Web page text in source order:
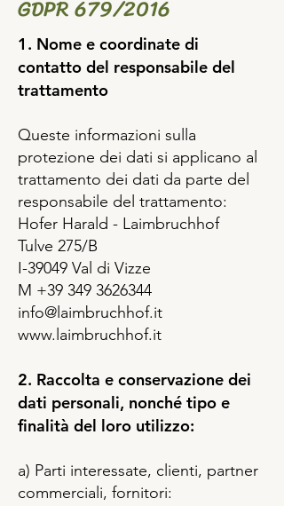
GDPR 679/2016
1. Nome e coordinate di
contatto del responsabile del
trattamento
Queste informazioni sulla
protezione dei dati si applicano al
trattamento dei dati da parte del
responsabile del trattamento:
Hofer Harald - Laimbruchhof
Tulve 275/B
I-39049 Val di Vizze
M +39 349 3626344
info@laimbruchhof.it
www.laimbruchhof.it
2. Raccolta e conservazione dei
dati personali, nonché tipo e
finalità del loro utilizzo:
a) Parti interessate, clienti, partner
commerciali, fornitori: